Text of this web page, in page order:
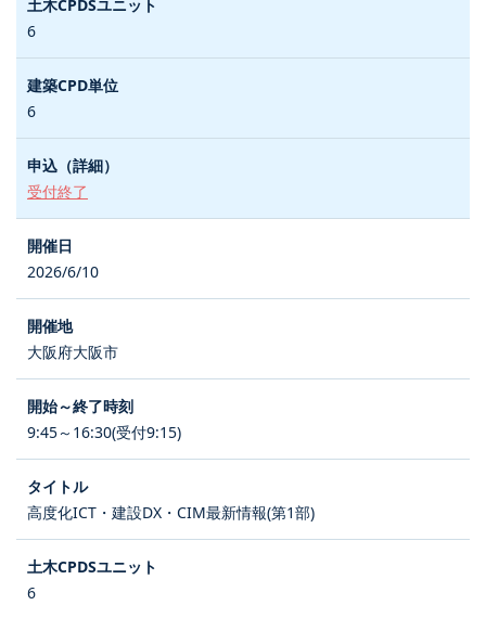
6
6
受付終了
2026/6/10
大阪府大阪市
9:45～16:30(受付9:15)
高度化ICT・建設DX・CIM最新情報(第1部)
6